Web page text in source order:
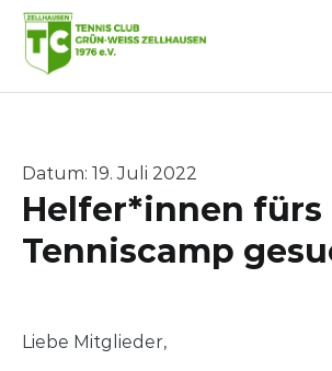
Zum
Inhalt
springen
Datum: 19. Juli 2022
Helfer*innen fürs
Tenniscamp
Liebe Mitglieder,